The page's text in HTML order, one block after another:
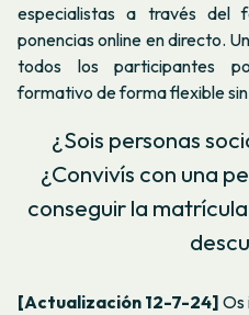
especialistas a través del
ponencias online en directo.
todos los participantes
formativo de forma flexible
¿Sois personas
¿Convivís con una
conseguir la
[Actualización 12-7-24] Os